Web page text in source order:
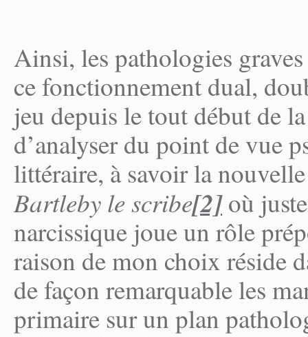
Ainsi, les pathologies
ce fonctionnement dual,
jeu depuis le tout début de
d’analyser du point de vue
littéraire, à savoir la
Bartleby le scribe[2] où
narcissique joue un rôle
raison de mon choix réside
de façon remarquable les
primaire sur un plan